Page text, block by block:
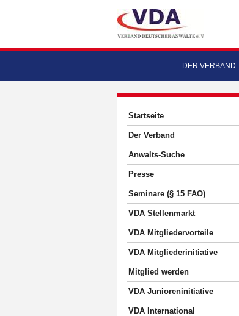
DER VERBAND
Startseite
Der Verband
Anwalts-Suche
Presse
Seminare (§ 15 FAO)
VDA Stellenmarkt
VDA Mitgliedervorteile
VDA Mitgliederinitiative
Mitglied werden
VDA Junioreninitiative
VDA International